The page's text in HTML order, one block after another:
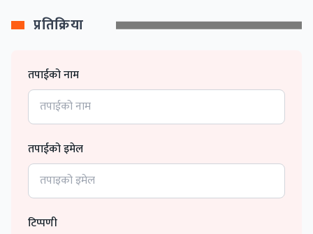
प्रतिक्रिया
तपाईको नाम
तपाईको इमेल
टिप्पणी